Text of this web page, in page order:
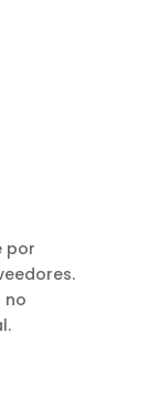
por
no